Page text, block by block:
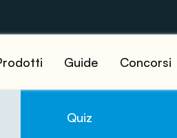
Guide Concorsi
Quiz